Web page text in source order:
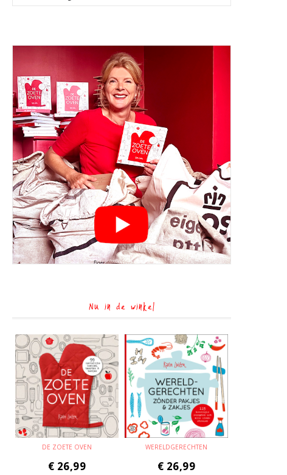
Nu in de winkel
DE ZOETE OVEN
€ 26,99
WERELDGERECHTEN
€ 26,99